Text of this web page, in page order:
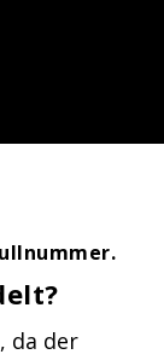
da der